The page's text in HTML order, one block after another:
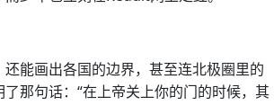
能画出各国的边界，甚至连北极圈里的
那句话：“在上帝关上你的门的时候，其